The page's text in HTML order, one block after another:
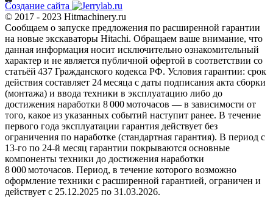
Создание сайта
© 2017 - 2023 Hitmachinery.ru
Сообщаем о запуске предложения по расширенной гарантии
на новые экскаваторы Hitachi. Обращаем ваше внимание, что
данная информация носит исключительно ознакомительный
характер и не является публичной офертой в соответствии со
статьёй 437 Гражданского кодекса РФ. Условия гарантии: срок
действия составляет 24 месяца с даты подписания акта сборки
(монтажа) и ввода техники в эксплуатацию либо до
достижения наработки 8 000 моточасов — в зависимости от
того, какое из указанных событий наступит ранее. В течение
первого года эксплуатации гарантия действует без
ограничения по наработке (стандартная гарантия). В период с
13‑го по 24‑й месяц гарантии покрываются основные
компоненты техники до достижения наработки
8 000 моточасов. Период, в течение которого возможно
оформление техники с расширенной гарантией, ограничен и
действует с 25.12.2025 по 31.03.2026.